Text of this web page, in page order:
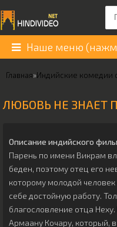
Наше меню
Главная»Индийские комедии
ЛЮБОВЬ НЕ ЗНАЕТ
Описание индийского
Парень по имени Викрам
беден, поэтому отец его
которому молодой
себе достойную работу.
благословление отца
Армаану Кочару, который,